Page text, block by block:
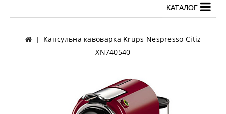
КАТАЛОГ
Капсульна кавоварка Krups Nespresso Citiz
XN740540